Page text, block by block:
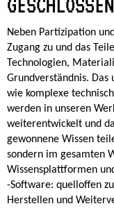
Neben Partizipation
Zugang zu und das
Technologien,
Grundverständnis.
wie komplexe
werden in unseren
weiterentwickelt und
gewonnene Wissen
sondern im gesamten
Wissensplattformen
-Software: quelloffen
Herstellen und